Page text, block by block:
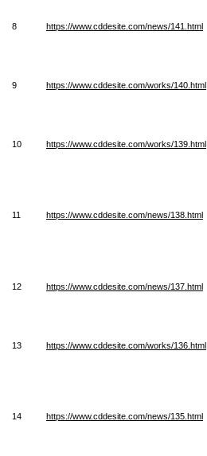
8 https://www.cddesite.com/news/141.html
9 https://www.cddesite.com/works/140.html
10 https://www.cddesite.com/works/139.html
11 https://www.cddesite.com/news/138.html
12 https://www.cddesite.com/news/137.html
13 https://www.cddesite.com/works/136.html
14 https://www.cddesite.com/news/135.html